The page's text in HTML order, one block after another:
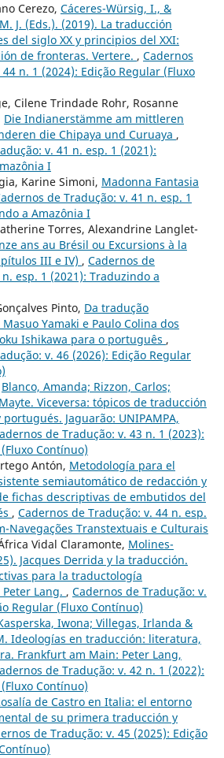
Cerezo, Cáceres-Würsig, I., &
J. (Eds.). (2019). La traducción
del siglo XX y principios del XXI:
de fronteras. Vertere. , Cadernos
n. 1 (2024): Edição Regular (Fluxo
Cilene Trindade Rohr, Rosanne
Die Indianerstämme am mittleren
die Chipaya und Curuaya ,
v. 41 n. esp. 1 (2021):
I
Karine Simoni, Madonna Fantasia
de Tradução: v. 41 n. esp. 1
a Amazônia I
Torres, Alexandrine Langlet-
ans au Brésil ou Excursions à la
III e IV) , Cadernos de
esp. 1 (2021): Traduzindo a
Pinto, Da tradução
Yamaki e Paulo Colina dos
Ishikawa para o português ,
v. 46 (2026): Edição Regular
Blanco, Amanda; Rizzon, Carlos;
Viceversa: tópicos de traducción
Jaguarão: UNIPAMPA,
de Tradução: v. 43 n. 1 (2023):
Contínuo)
Antón, Metodología para el
semiautomático de redacción y
fichas descriptivas de embutidos del
, Cadernos de Tradução: v. 44 n. esp.
Navegações Transtextuais e Culturais
Vidal Claramonte, Molines-
Jacques Derrida y la traducción.
para la traductología
Lang. , Cadernos de Tradução: v.
Regular (Fluxo Contínuo)
Iwona; Villegas, Irlanda &
Ideologías en traducción: literatura,
Frankfurt am Main: Peter Lang,
de Tradução: v. 42 n. 1 (2022):
Contínuo)
de Castro en Italia: el entorno
de su primera traducción y
de Tradução: v. 45 (2025): Edição